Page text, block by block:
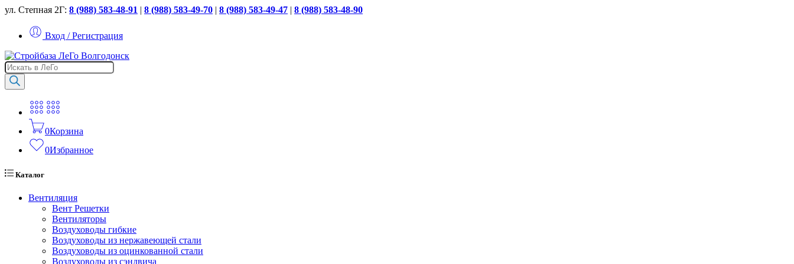
ул. Степная 2Г: 8 (988) 583-48-91 | 8 (988) 583-49-70 | 8 (988) 583-49-47 | 8 (988) 583-48-90
Вход / Регистрация
Поиск
товаров
0Корзина
0Избранное
Каталог
Вентиляция
Вент Решетки
Вентиляторы
Воздуховоды гибкие
Воздуховоды из нержавеющей стали
Воздуховоды из оцинкованной стали
Воздуховоды из сэндвича